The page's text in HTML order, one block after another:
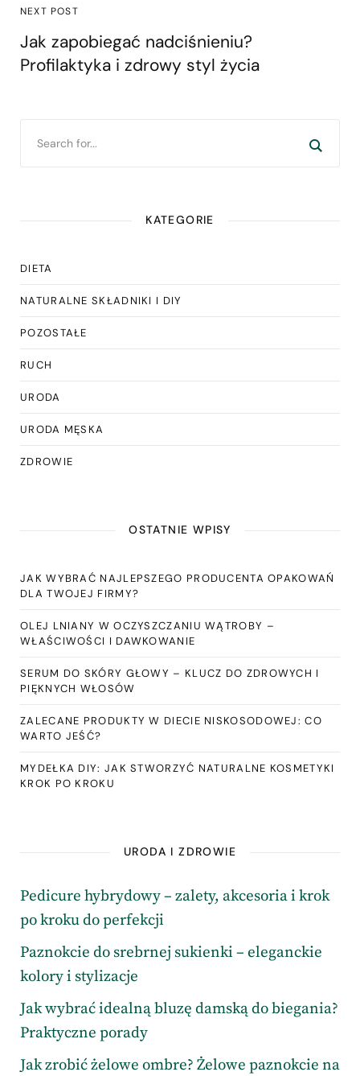
NEXT POST
Jak zapobiegać nadciśnieniu?
Profilaktyka i zdrowy styl życia
KATEGORIE
DIETA
NATURALNE SKŁADNIKI I DIY
POZOSTAŁE
RUCH
URODA
URODA MĘSKA
ZDROWIE
OSTATNIE WPISY
JAK WYBRAĆ NAJLEPSZEGO PRODUCENTA OPAKOWAŃ
DLA TWOJEJ FIRMY?
OLEJ LNIANY W OCZYSZCZANIU WĄTROBY –
WŁAŚCIWOŚCI I DAWKOWANIE
SERUM DO SKÓRY GŁOWY – KLUCZ DO ZDROWYCH I
PIĘKNYCH WŁOSÓW
ZALECANE PRODUKTY W DIECIE NISKOSODOWEJ: CO
WARTO JEŚĆ?
MYDEŁKA DIY: JAK STWORZYĆ NATURALNE KOSMETYKI
KROK PO KROKU
URODA I ZDROWIE
Pedicure hybrydowy – zalety, akcesoria i krok
po kroku do perfekcji
Paznokcie do srebrnej sukienki – eleganckie
kolory i stylizacje
Jak wybrać idealną bluzę damską do biegania?
Praktyczne porady
Jak zrobić żelowe ombre? Żelowe paznokcie na